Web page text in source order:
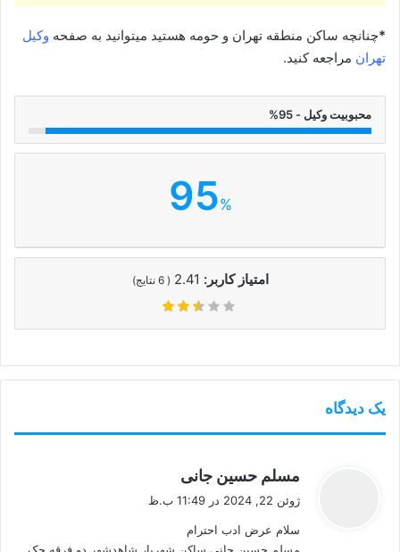
*چنانچه ساکن منطقه تهران و حومه هستید میتوانید به صفحه وکیل
تهران مراجعه کنید.
محبوبیت وکیل - 95%
95%
امتیاز کاربر: 2.41
(
6 نتایج)
یک دیدگاه
مسلم حسين جانی
ف
ژوئن 22, 2024 در 11:49 ب.ظ
سلام عرض ادب احترام